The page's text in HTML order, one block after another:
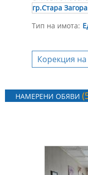
гр.Стара Загора
Тип на имота:
Корекция
НАМЕРЕНИ ОБЯВИ